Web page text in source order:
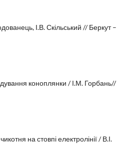
І.В. Скільський // Беркут –
коноплянки / І.М. Горбань//
на стовпі електролінії / В.І.